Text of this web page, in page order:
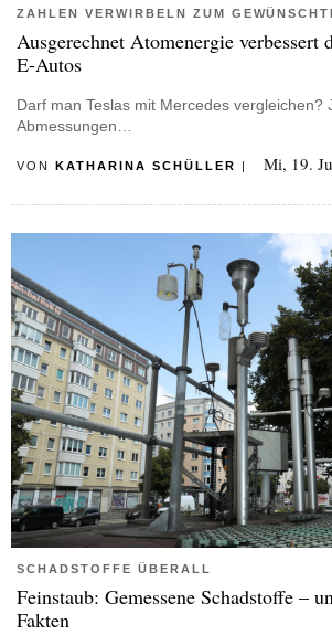
ZAHLEN VERWIRBELN ZUM
Ausgerechnet Atomenergie
E-Autos
Darf man Teslas mit Mercedes vergleichen?
Abmessungen…
VON KATHARINA SCHÜLLER | Mi, 19.
SCHADSTOFFE ÜBERALL
Feinstaub: Gemessene Schadstoffe –
Fakten